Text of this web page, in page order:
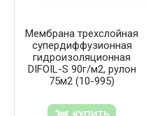
Мембрана трехслойная
супердиффузионная
гидроизоляционная
DIFOIL-S 90г/м2, рулон
75м2 (10-995)